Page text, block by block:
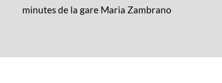
minutes de la gare Maria Zambrano